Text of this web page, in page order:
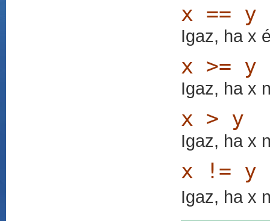
x == y
Igaz, ha x
x >= y
Igaz, ha x
x > y
Igaz, ha x
x != y
Igaz, ha x